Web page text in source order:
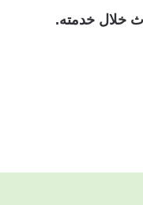
خلال خدمته.